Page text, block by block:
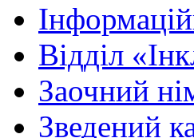
Вiддiл
Заочний
Зведений